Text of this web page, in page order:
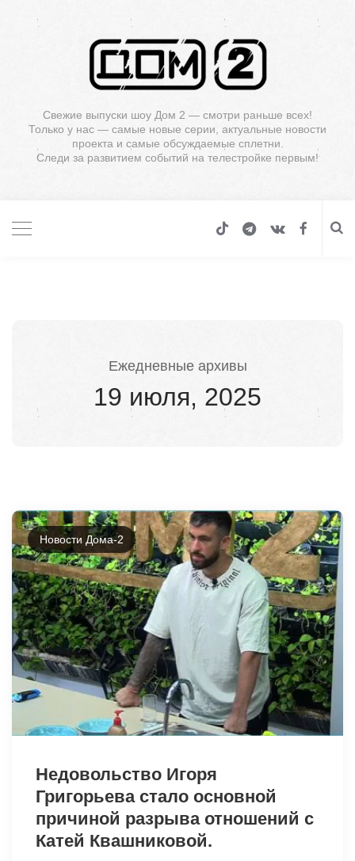
Свежие выпуски шоу Дом 2 — смотри раньше всех!
Только у нас — самые новые серии, актуальные новости
проекта и самые обсуждаемые сплетни.
Следи за развитием событий на телестройке первым!
Ежедневные архивы
19 июля, 2025
Новости Дома-2
Недовольство Игоря
Григорьева стало основной
причиной разрыва отношений с
Катей Квашниковой.